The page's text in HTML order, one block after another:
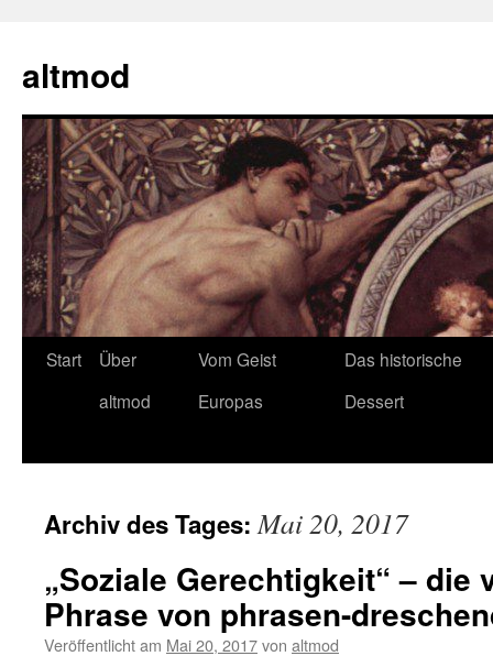
springen
altmod
Start
Über
altmod
Vom Geist
Europas
Das historische
Dessert
Archiv des Tages:Mai 20, 2017
„Soziale Gerechtigkeit“ – die
Phrase von phrasen-
Veröffentlicht am Mai 20, 2017von altmod